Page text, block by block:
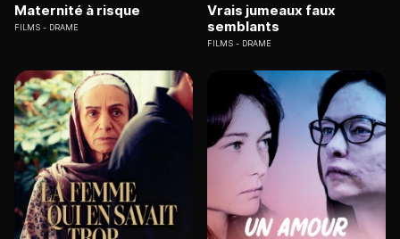
Maternité à risque
FILMS DRAME
Vrais jumeaux faux
semblants
FILMS DRAME